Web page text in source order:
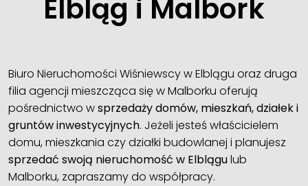
Elbląg i Malbork
Biuro Nieruchomości Wiśniewscy w Elblągu oraz druga
filia agencji mieszcząca się w Malborku oferują
pośrednictwo wsprzedaży domów, mieszkań, działek i
gruntów inwestycyjnych. Jeżeli jesteś właścicielem
domu, mieszkania czy działki budowlanej i planujesz
sprzedać swoją nieruchomość w Elblągulub
Malborku, zapraszamy do współpracy.